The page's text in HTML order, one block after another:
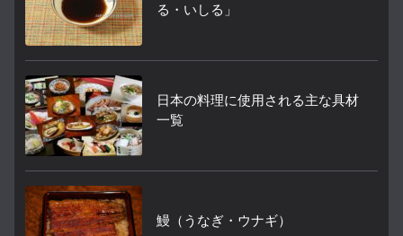
る・いしる」
日本の料理に使用される主な具材
一覧
鰻（うなぎ・ウナギ）